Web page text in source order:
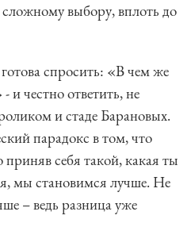
выбору, вплоть до
спросить: «В чем же
честно ответить, не
и стаде Барановых.
парадокс в том, что
себя такой, какая ты
мы становимся лучше. Не
– ведь разница уже